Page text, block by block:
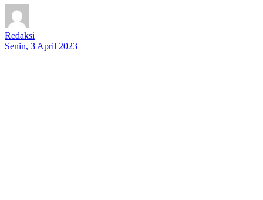
Redaksi
Senin, 3 April 2023